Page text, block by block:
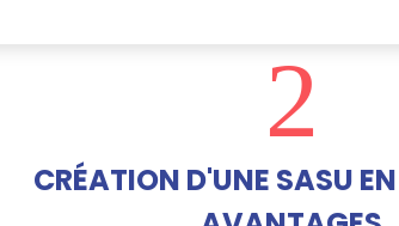
2
CRÉATION D'UNE SASU EN